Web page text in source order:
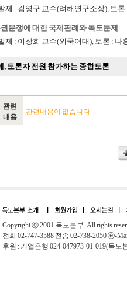
제 : 김영구 교수(려해연구소장), 토
분쟁에 대한 국제판례와 독도문제
제 : 이장희 교수(외국어대), 토론 : 나
, 토론자 전원 참가하는 종합토론
관련
내용
관련내용이 없습니다
Copyright ⓒ 2001.독도본부. All rights
전화 02-747-3588 전송 02-738-2050 ⓔ-
후원 : 기업은행 024-047973-01-019(독도